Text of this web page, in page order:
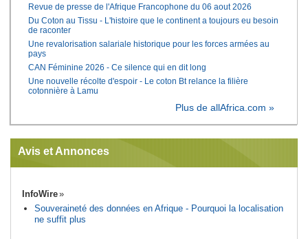
Revue de presse de l'Afrique Francophone du 06 aout 2026
Du Coton au Tissu - L'histoire que le continent a toujours eu besoin
de raconter
Une revalorisation salariale historique pour les forces armées au
pays
CAN Féminine 2026 - Ce silence qui en dit long
Une nouvelle récolte d'espoir - Le coton Bt relance la filière
cotonnière à Lamu
Plus de allAfrica.com »
Avis et Annonces
InfoWire
Souveraineté des données en Afrique - Pourquoi la localisation
ne suffit plus